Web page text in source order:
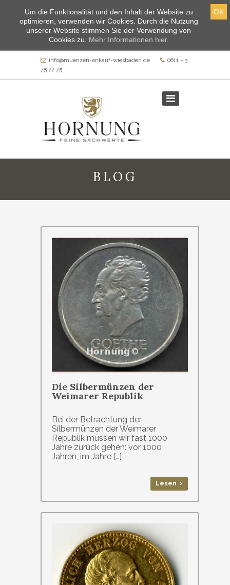
Um die Funktionalität und den Inhalt der Website zu
optimieren, verwenden wir Cookies. Durch die Nutzung
unserer Website stimmen Sie der Verwendung von
Cookies zu.
Mehr Informationen hier.
OK
info@muenzen-ankauf-wiesbaden.de
0611 – 3
75 77 75
BLOG
Die Silbermünzen der
Weimarer Republik
Bei der Betrachtung der
Silbermünzen der Weimarer
Republik müssen wir fast 1000
Jahre zurück gehen: vor 1000
Jahren, im Jahre […]
Lesen >